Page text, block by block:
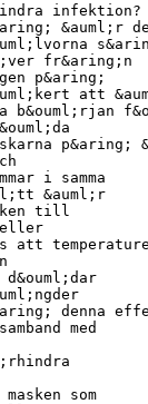
infektion?
&auml;r
fr&aring;n
p&aring;
att
b&ouml;rjan
p&aring;
i samma
&auml;r
till
eller
att
denna
med
som